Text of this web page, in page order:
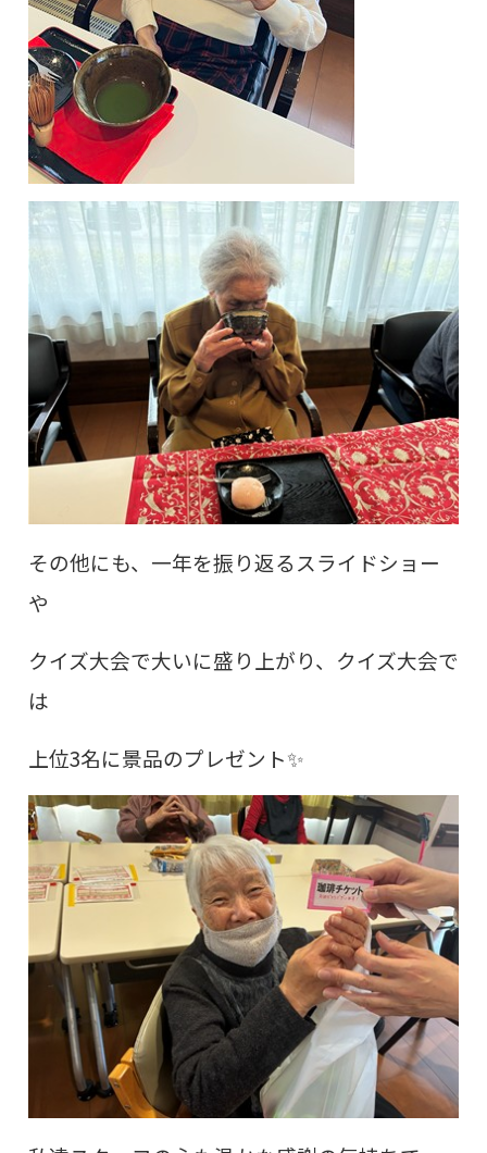
その他にも、一年を振り返るスライドショー
や
クイズ大会で大いに盛り上がり、クイズ大会で
は
上位3名に景品のプレゼント✨